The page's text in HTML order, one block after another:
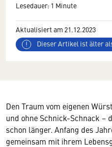
Lesedauer: 1 Minute
Aktualisiert am 21.12.2023
Dieser Artikel ist älter
Den Traum vom eigenen
und ohne Schnick-Schnack –
schon länger. Anfang des
gemeinsam mit ihrem